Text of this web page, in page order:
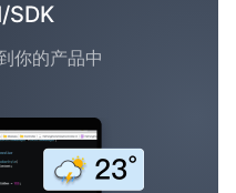
SDK
你的产品中